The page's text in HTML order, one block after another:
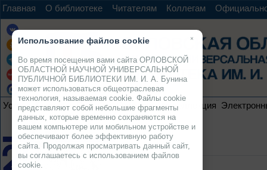
Главная О библиотеке Читателям Коллегам
Услуги Ресурсы Проекты Электронная коллекция
×
Использование файлов cookie
Во время посещения вами сайта ОРЛОВСКОЙ
ОБЛАСТНОЙ НАУЧНОЙ УНИВЕРСАЛЬНОЙ
ПУБЛИЧНОЙ БИБЛИОТЕКИ ИМ. И. А. Бунина
может использоваться общеотраслевая
технология, называемая cookie. Файлы cookie
представляют собой небольшие фрагменты
данных, которые временно сохраняются на
вашем компьютере или мобильном устройстве и
обеспечивают более эффективную работу
сайта. Продолжая просматривать данный сайт,
вы соглашаетесь с использованием файлов
cookie.